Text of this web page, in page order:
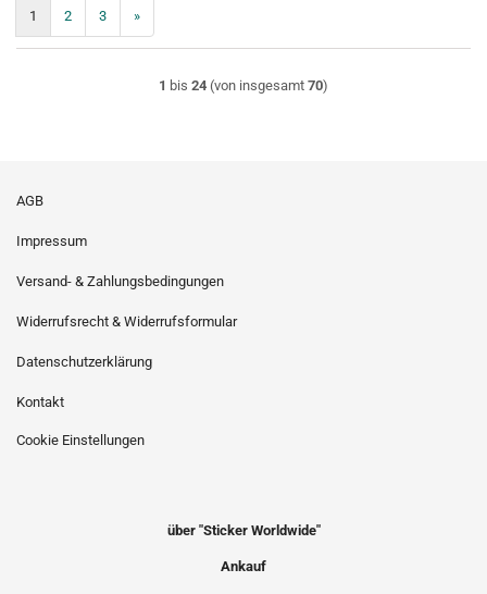
1 2 3 »
1 bis 24 (von insgesamt 70)
AGB
Impressum
Versand- & Zahlungsbedingungen
Widerrufsrecht & Widerrufsformular
Datenschutzerklärung
Kontakt
Cookie Einstellungen
über "Sticker Worldwide"
Ankauf